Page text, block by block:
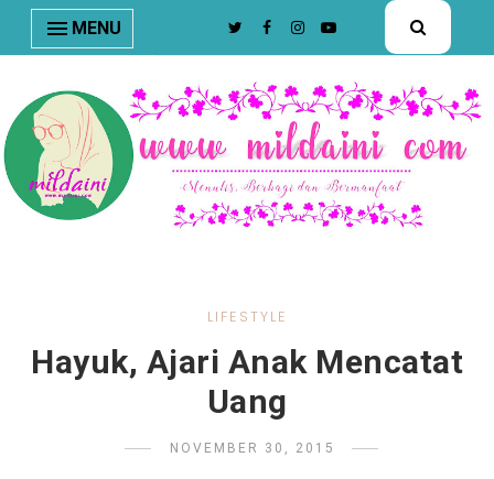
nav#menunav { border-bottom: 1px solid #e8e8e8; }
MENU
LIFESTYLE
Hayuk, Ajari Anak Mencatat
Uang
NOVEMBER 30, 2015